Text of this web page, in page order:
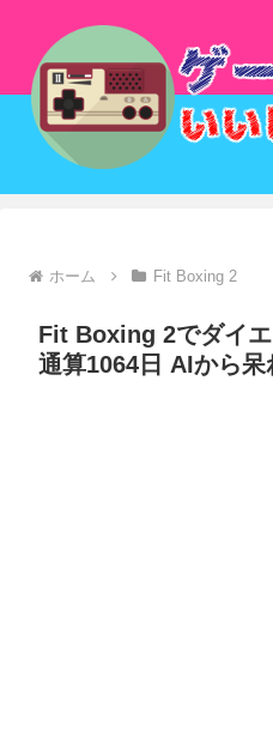
ホーム Fit Boxing 2
Fit Boxing 2でダイ
通算1064日 AIから呆